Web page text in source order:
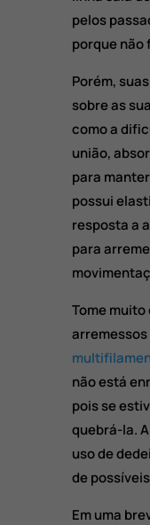
pelos
porque não
Porém,
sobre as
como a
união,
para
possui
resposta a
para
Tome
não está
pois se
quebrá-la.
uso de
de
Em uma